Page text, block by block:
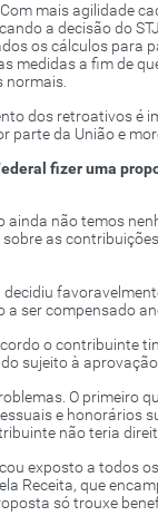
mais agilidade
a decisão do
os cálculos para
medidas a fim de
normais.
dos retroativos é
parte da União e
fizer uma
ainda não temos
as
decidiu
ser compensado
o contribuinte
sujeito à
O primeiro
e honorários
não teria
exposto a todos
Receita, que
só trouxe